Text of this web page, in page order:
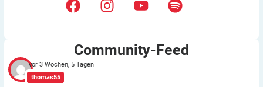
Community-Feed
thomas55
vor 3 Wochen, 5 Tagen